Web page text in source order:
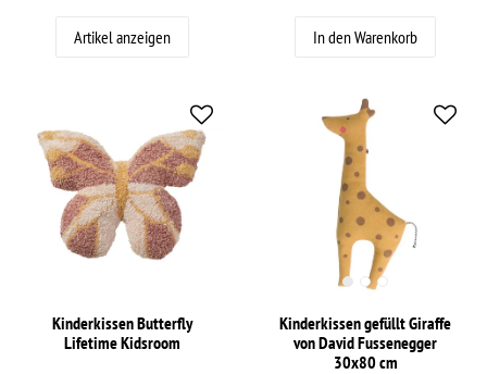
Artikel anzeigen In den Warenkorb
Kinderkissen Butterfly
Lifetime Kidsroom
Kinderkissen gefüllt Giraffe
von David Fussenegger
30x80 cm